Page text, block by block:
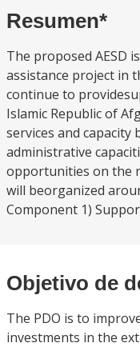
Resumen*
The proposed AESD
assistance project in
continue to
Islamic Republic of
services and
administrative
opportunities on the
will beorganized
Component 1)
Objetivo de
The PDO is to
investments in the